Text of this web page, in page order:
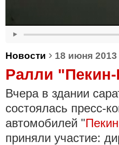
Новости › 18 июня 2013
Ралли
Вчера в здании
состоялась пресс-
автомобилей "
приняли участие: